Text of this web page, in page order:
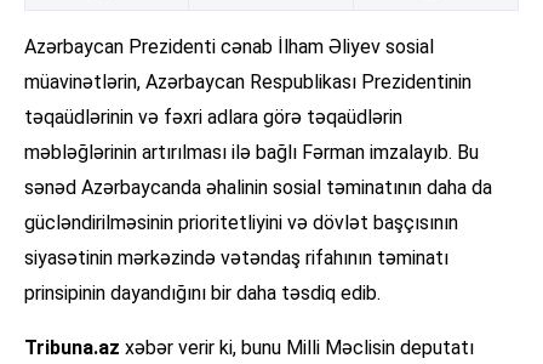
Azərbaycan Prezidenti cənab İlham Əliyev sosial
müavinətlərin, Azərbaycan Respublikası Prezidentinin
təqaüdlərinin və fəxri adlara görə təqaüdlərin
məbləğlərinin artırılması ilə bağlı Fərman imzalayıb. Bu
sənəd Azərbaycanda əhalinin sosial təminatının daha da
gücləndirilməsinin prioritetliyini və dövlət başçısının
siyasətinin mərkəzində vətəndaş rifahının təminatı
prinsipinin dayandığını bir daha təsdiq edib.
Tribuna.az xəbər verir ki, bunu Milli Məclisin deputatı